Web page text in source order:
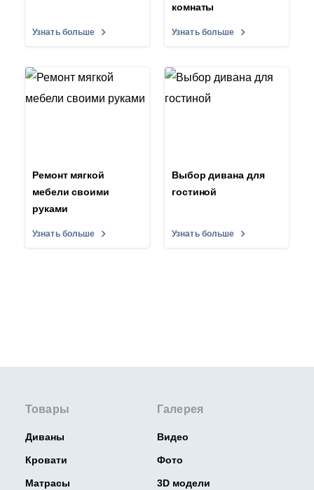
Узнать больше
комнаты
Узнать больше
Ремонт мягкой
мебели своими
руками
Узнать больше
Выбор дивана для
гостиной
Узнать больше
Товары
Диваны
Кровати
Матрасы
Галерея
Видео
Фото
3D модели